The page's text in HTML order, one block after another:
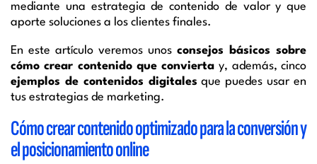
mediante una estrategia de contenido de valor y que
aporte soluciones a los clientes finales.
En este artículo veremos unos consejos básicos sobre
cómo crear contenido que conviertay, además, cinco
ejemplos de contenidos digitales que puedes usar en
tus estrategias de marketing.
Cómo crear contenido optimizado para la conversión y
el posicionamiento online